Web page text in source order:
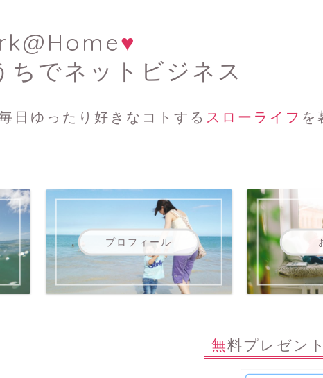
♥
でネットビジネス
日ゆったり好きなコトする スローライフ を
プロフィール
無料プレゼント